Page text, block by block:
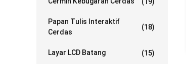
Papan Tulis Interaktif
Cerdas
(18)
Layar LCD Batang (15)